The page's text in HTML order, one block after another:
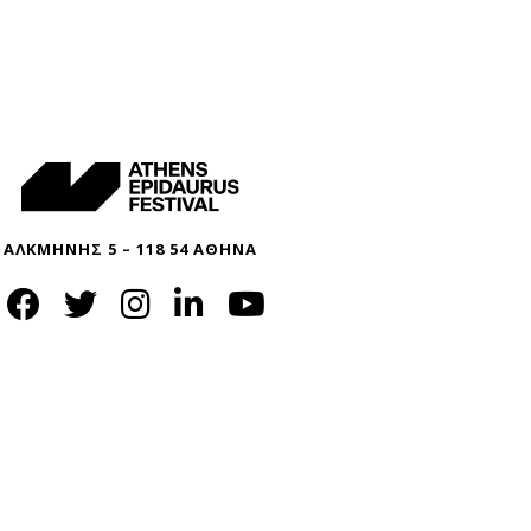
ΑΛΚΜΗΝΗΣ 5 – 118 54 ΑΘΗΝΑ